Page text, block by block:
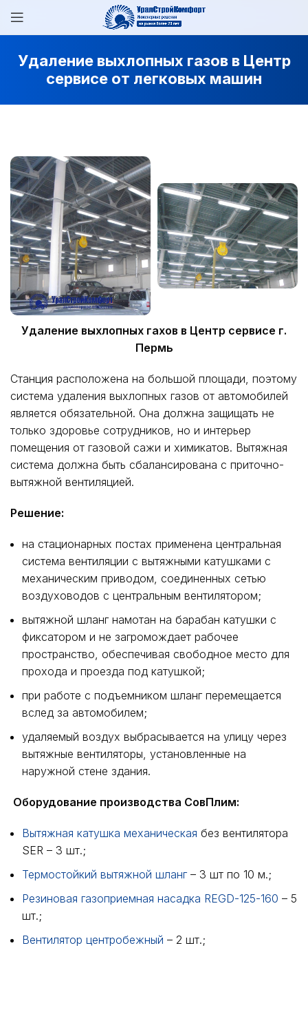
Удаление выхлопных газов в Центр
сервисе от легковых машин
Удаление выхлопных гахов в Центр сервисе г.
Пермь
Станция расположена на большой площади, поэтому
система удаления выхлопных газов от автомобилей
является обязательной. Она должна защищать не
только здоровье сотрудников, но и интерьер
помещения от газовой сажи и химикатов. Вытяжная
система должна быть сбалансирована с приточно-
вытяжной вентиляцией.
Решение:
на стационарных постах применена центральная
система вентиляции с вытяжными катушками с
механическим приводом, соединенных сетью
воздуховодов с центральным вентилятором;
вытяжной шланг намотан на барабан катушки с
фиксатором и не загромождает рабочее
пространство, обеспечивая свободное место для
прохода и проезда под катушкой;
при работе с подъемником шланг перемещается
вслед за автомобилем;
удаляемый воздух выбрасывается на улицу через
вытяжные вентиляторы, установленные на
наружной стене здания.
Оборудование производства СовПлим:
Вытяжная катушка механическая без вентилятора
SER – 3 шт.;
Термостойкий вытяжной шланг – 3 шт по 10 м.;
Резиновая газоприемная насадка REGD-125-160 – 5
шт.;
Вентилятор центробежный – 2 шт.;